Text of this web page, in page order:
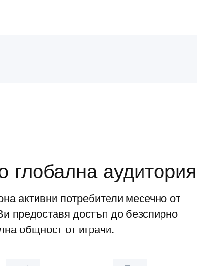
глобална аудитория
активни потребители месечно от
предоставя достъп до безспирно
общност от играчи.